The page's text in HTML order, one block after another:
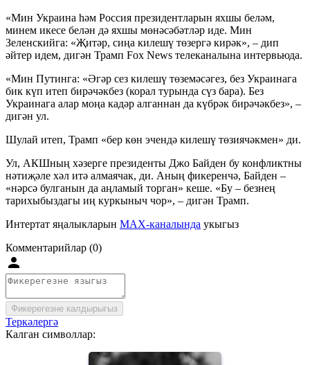
«Мин Украина һәм Россия президентларын яхшы беләм,
минем икесе белән дә яхшы мөнәсәбәтләр иде. Мин
Зеленскийга: «Җитәр, сиңа килешү төзергә кирәк», – дип
әйтер идем, дигән Трамп Fox News телеканалына интервьюда.
«Мин Путинга: «Әгәр сез килешү төземәсәгез, без Украинага
бик күп итеп бирәчәкбез (корал турында сүз бара). Без
Украинага алар моңа кадәр алганнан да күбрәк бирәчәкбез», –
дигән ул.
Шулай итеп, Трамп «бер көн эчендә килешү төзиячәкмен» ди.
Ул, АКШның хәзерге президенты Джо Байден бу конфликтны
нәтиҗәле хәл итә алмаячак, ди. Аның фикеренчә, Байден –
«нәрсә булганын да аңламый торган» кеше. «Бу – безнең
тарихыбыздагы иң куркыныч чор», – дигән Трамп.
Интертат яңалыкларын MAX-каналында укыгыз
Комментарийлар (0)
Фикерегезне калдырыгыз
Теркәлергә
Калган символлар: